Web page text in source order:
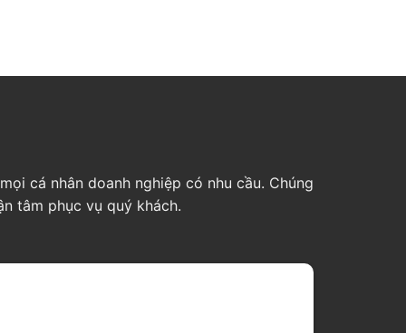
cá nhân doanh nghiệp có nhu cầu. Chúng
tâm phục vụ quý khách.